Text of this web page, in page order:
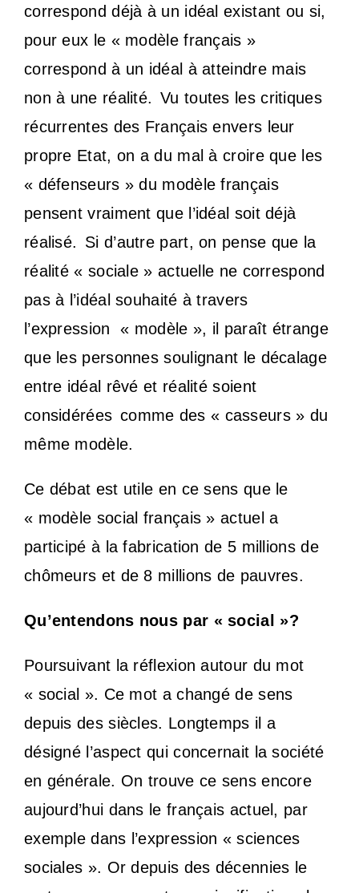
correspond déjà à un idéal existant ou si,
pour eux le « modèle français »
correspond à un idéal à atteindre mais
non à une réalité. Vu toutes les critiques
récurrentes des Français envers leur
propre Etat, on a du mal à croire que les
« défenseurs » du modèle français
pensent vraiment que l’idéal soit déjà
réalisé. Si d’autre part, on pense que la
réalité « sociale » actuelle ne correspond
pas à l’idéal souhaité à travers
l’expression « modèle », il paraît étrange
que les personnes soulignant le décalage
entre idéal rêvé et réalité soient
considérées comme des « casseurs » du
même modèle.
Ce débat est utile en ce sens que le
« modèle social français » actuel a
participé à la fabrication de 5 millions de
chômeurs et de 8 millions de pauvres.
Qu’entendons nous par « social »?
Poursuivant la réflexion autour du mot
« social ». Ce mot a changé de sens
depuis des siècles. Longtemps il a
désigné l’aspect qui concernait la société
en générale. On trouve ce sens encore
aujourd’hui dans le français actuel, par
exemple dans l’expression « sciences
sociales ». Or depuis des décennies le